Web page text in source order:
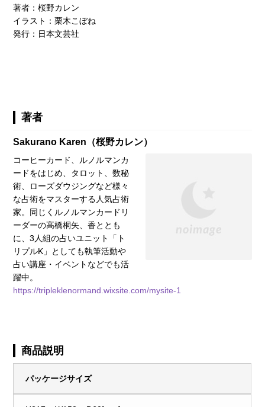
著者：桜野カレン
イラスト：栗木こぼね
発行：日本文芸社
著者
Sakurano Karen（桜野カレン）
コーヒーカード、ルノルマンカ
ードをはじめ、タロット、数秘
術、ローズダウジングなど様々
な占術をマスターする人気占術
家。同じくルノルマンカードリ
ーダーの高橋桐矢、香ととも
に、3人組の占いユニット「ト
リプルK」としても執筆活動や
占い講座・イベントなどでも活
躍中。
https://tripleklenormand.wixsite.com/mysite-1
商品説明
パッケージサイズ